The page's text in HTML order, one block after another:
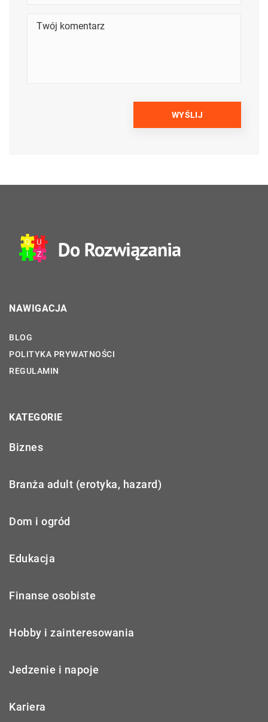
NAWIGACJA
BLOG
POLITYKA PRYWATNOŚCI
REGULAMIN
KATEGORIE
Biznes
Branża adult (erotyka, hazard)
Dom i ogród
Edukacja
Finanse osobiste
Hobby i zainteresowania
Jedzenie i napoje
Kariera